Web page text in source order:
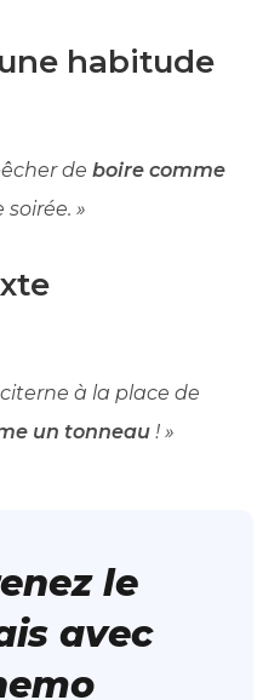
habitude
deboire comme
»
à la place de
un tonneau ! »
le
avec